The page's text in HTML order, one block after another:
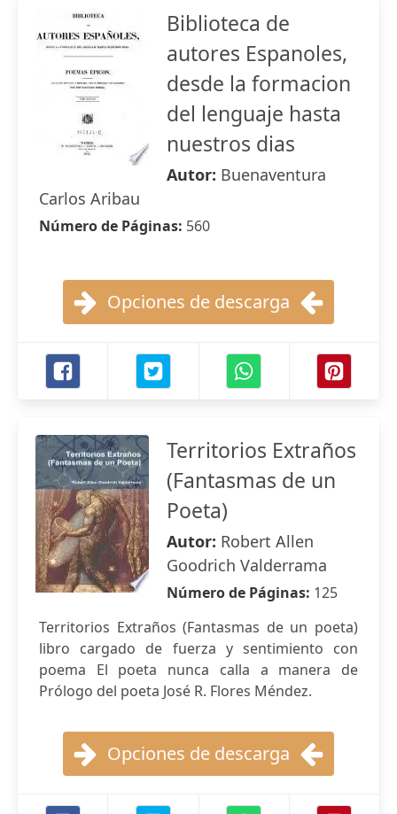
Biblioteca de
autores Espanoles,
desde la formacion
del lenguaje hasta
nuestros dias
Autor: Buenaventura
Carlos Aribau
Número de Páginas: 560
Opciones de descarga
Territorios Extraños
(Fantasmas de un
Poeta)
Autor: Robert Allen
Goodrich Valderrama
Número de Páginas: 125
Territorios Extraños (Fantasmas de un poeta)
libro cargado de fuerza y sentimiento con
poema El poeta nunca calla a manera de
Prólogo del poeta José R. Flores Méndez.
Opciones de descarga